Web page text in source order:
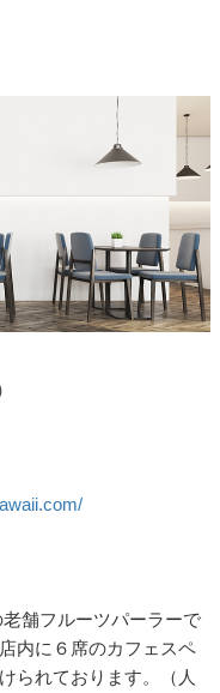
舗フルーツパーラーで
内に６席のカフェスペ
られております。（人